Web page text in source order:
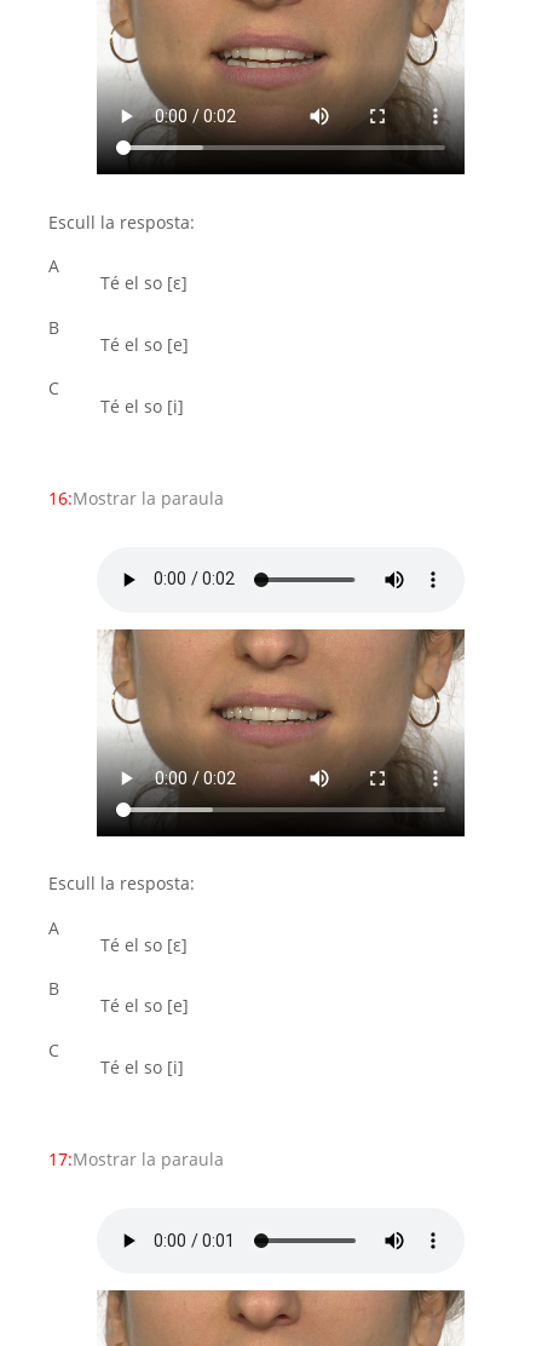
Escull la resposta:
A
Té el so [ε]
B
Té el so [e]
C
Té el so [i]
16:Mostrar la paraula
Escull la resposta:
A
Té el so [ε]
B
Té el so [e]
C
Té el so [i]
17:Mostrar la paraula